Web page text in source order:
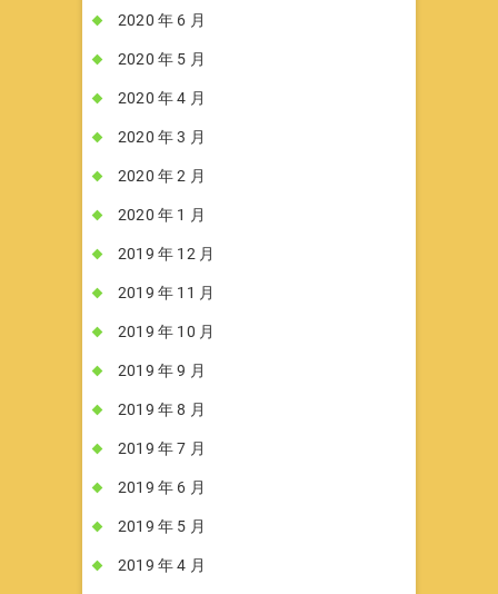
2020 年 6 月
2020 年 5 月
2020 年 4 月
2020 年 3 月
2020 年 2 月
2020 年 1 月
2019 年 12 月
2019 年 11 月
2019 年 10 月
2019 年 9 月
2019 年 8 月
2019 年 7 月
2019 年 6 月
2019 年 5 月
2019 年 4 月